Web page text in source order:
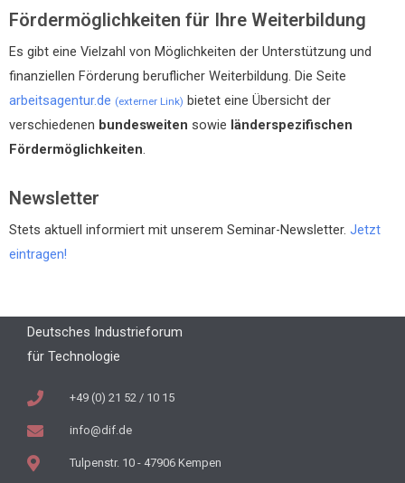
Fördermöglichkeiten für Ihre Weiterbildung
Es gibt eine Vielzahl von Möglichkeiten der Unterstützung und
finanziellen Förderung beruflicher Weiterbildung. Die Seite
arbeitsagentur.de (externer Link) bietet eine Übersicht der
verschiedenen bundesweiten sowie länderspezifischen
Fördermöglichkeiten.
Newsletter
Stets aktuell informiert mit unserem Seminar-Newsletter. Jetzt
eintragen!
Deutsches Industrieforum
für Technologie
+49 (0) 21 52 / 10 15
info@dif.de
Tulpenstr. 10 - 47906 Kempen